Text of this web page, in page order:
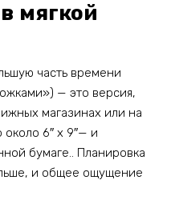
мягкой
часть времени
— это версия,
магазинах или на
6″ х 9″— и
бумаге.. Планировка
и общее ощущение